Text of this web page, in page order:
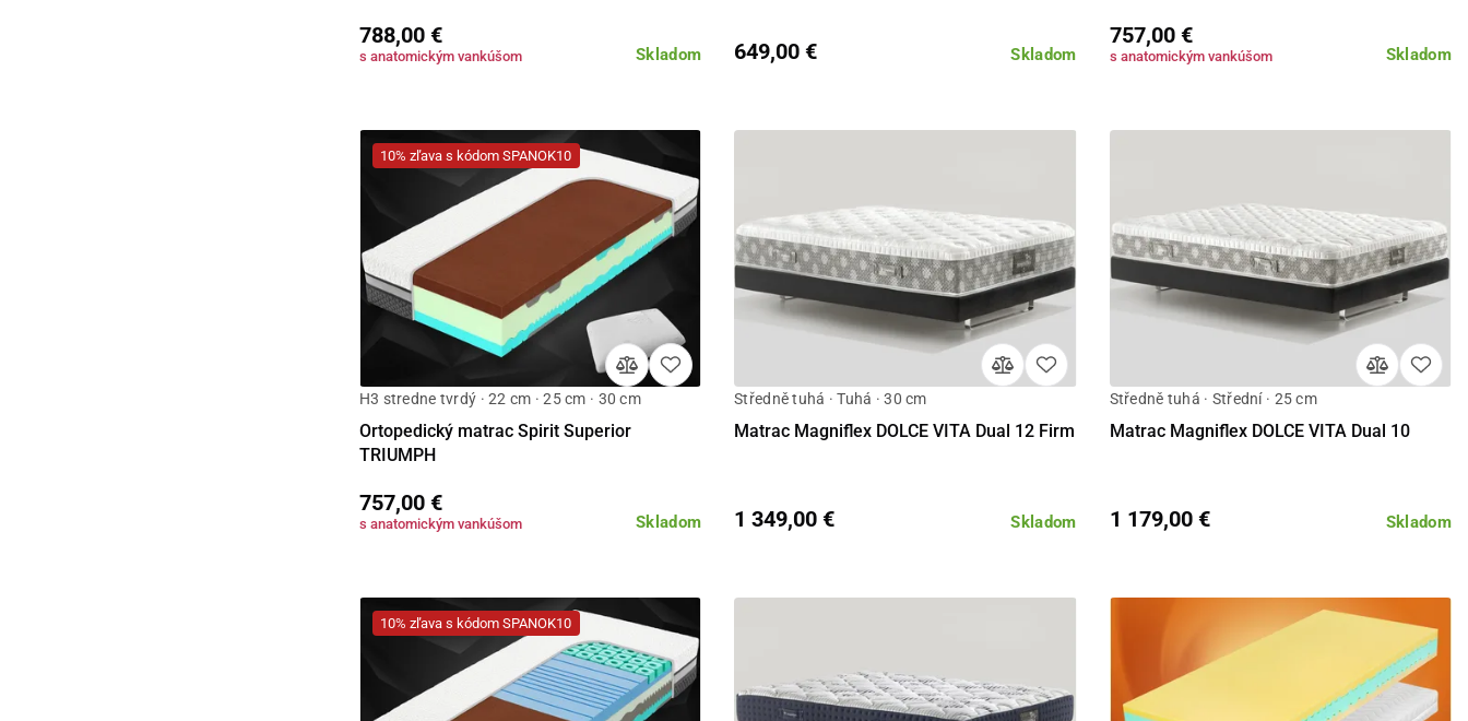
Skladom
788,00 €
s anatomickým vankúšom Skladom
649,00 € Skladom
757,00 €
s anatomickým vankúšom
10% zľava s kódom SPANOK10
H3 stredne tvrdý · 22 cm · 25 cm · 30 cm
Ortopedický matrac Spirit Superior
TRIUMPH
Skladom
757,00 €
s anatomickým vankúšom
Středně tuhá · Tuhá · 30 cm
Matrac Magniflex DOLCE VITA Dual 12 Firm
Skladom
1 349,00 €
Středně tuhá · Střední · 25 cm
Matrac Magniflex DOLCE VITA Dual 10
Skladom
1 179,00 €
10% zľava s kódom SPANOK10